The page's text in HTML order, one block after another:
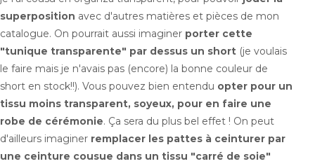
superposition avec d'autres matières et pièces de mon
catalogue. On pourrait aussi imaginer porter cette
"tunique transparente" par dessus un short (je voulais
le faire mais je n'avais pas (encore) la bonne couleur de
short en stock!!). Vous pouvez bien entendu opter pour un
tissu moins transparent, soyeux, pour en faire une
robe de cérémonie. Ça sera du plus bel effet ! On peut
d'ailleurs imaginer remplacer les pattes à ceinturer par
une ceinture cousue dans un tissu "carré de soie"